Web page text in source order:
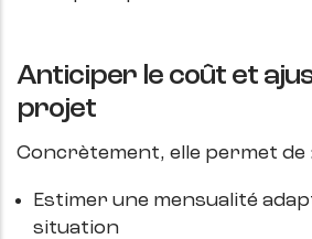
Anticiper le coût et
projet
Concrètement, elle permet de
Estimer une mensualité
situation